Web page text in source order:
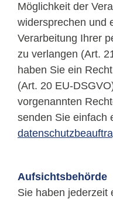
Möglichkeit der
widersprechen und
Verarbeitung Ihrer
zu verlangen (Art.
haben Sie ein
(Art. 20 EU-
vorgenannten
senden Sie einfach
Aufsichtsbehörde
Sie haben jederzeit